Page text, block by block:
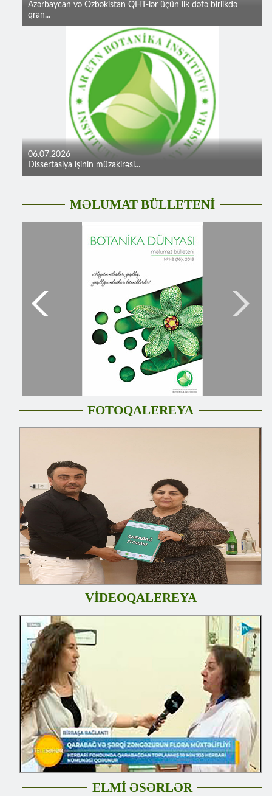
Azərbaycan və Özbəkistan QHT-lər üçün ilk dəfə birlikdə
qran...
06.07.2026
Dissertasiya işinin müzakirəsi...
MƏLUMAT BÜLLETENİ
FOTOQALEREYA
VİDEOQALEREYA
ELMİ ƏSƏRLƏR